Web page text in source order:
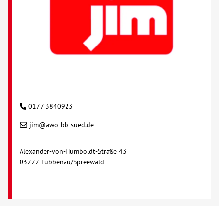
0177 3840923
jim@awo-bb-sued.de
Alexander-von-Humboldt-Straße 43
03222 Lübbenau/Spreewald